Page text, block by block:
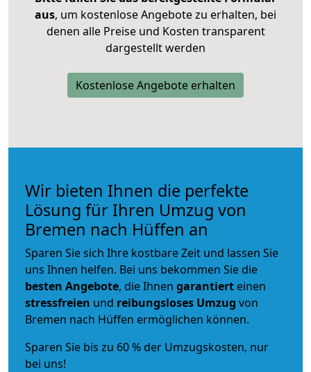
aus, um kostenlose Angebote zu erhalten, bei
denen alle Preise und Kosten transparent
dargestellt werden
Kostenlose Angebote erhalten
Wir bieten Ihnen die perfekte
Lösung für Ihren Umzug von
Bremen nach Hüffen an
Sparen Sie sich Ihre kostbare Zeit und lassen Sie
uns Ihnen helfen. Bei uns bekommen Sie die
besten Angebote, die Ihnen garantiert einen
stressfreien und reibungsloses Umzug von
Bremen nach Hüffen ermöglichen können.
Sparen Sie bis zu 60 % der Umzugskosten, nur
bei uns!